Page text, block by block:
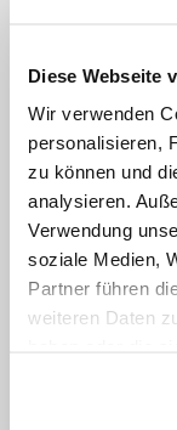
Diese Webseite
Wir verwenden
personalisieren,
zu können und
analysieren.
Verwendung
soziale Medien,
Partner führen
weiteren Daten
Situationen
Diese
zur
theologisch
bislang
spiegelt
Kasper
auch